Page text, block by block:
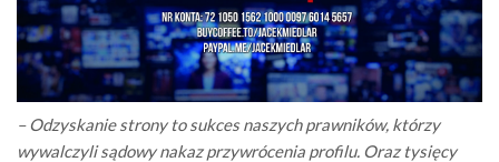
– Odzyskanie strony to sukces naszych prawników, którzy
wywalczyli sądowy nakaz przywrócenia profilu. Oraz tysięcy